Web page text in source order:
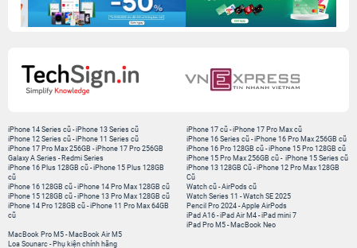
iPhone 14 Series cũ -iPhone 13 Series cũ
iPhone 12 Series cũ -iPhone 11 Series cũ
iPhone 17 Pro Max 256GB -iPhone 17 Pro 256GB
Galaxy A Series - Redmi Series
iPhone 17 cũ -iPhone 17 Pro Max cũ
iPhone 16 Series cũ - iPhone 16 Pro Max 256GB cũ
iPhone 16 Pro 128GB cũ -iPhone 15 Pro 128GB cũ
iPhone 15 Pro Max 256GB cũ - iPhone 15 Series cũ
iPhone 16 Plus 128GB cũ -iPhone 15 Plus 128GB
cũ
iPhone 16 128GB cũ -iPhone 14 Pro Max 128GB cũ
iPhone 15 128GB cũ -iPhone 13 Pro Max 128GB cũ
iPhone 14 Pro 128GB cũ -iPhone 11 Pro Max 64GB
cũ
iPhone 13 128GB Cũ -iPhone 12 Pro Max 128GB
Cũ
Watch cũ -AirPods cũ
Watch Series 11 -Watch SE 2025
Pencil Pro 2024 -Apple AirPods
iPad A16 -iPad Air M4 -iPad mini 7
iPad Pro M5 - MacBook Neo
MacBook Pro M5 - MacBook Air M5
Loa Sounarc - Phụ kiện chính hãng